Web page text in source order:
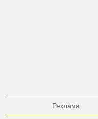
Реклама